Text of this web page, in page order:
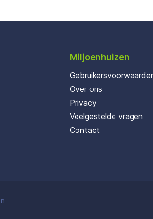
Miljoenhuizen
Over ons
Privacy
Veelgestelde vragen
Contact